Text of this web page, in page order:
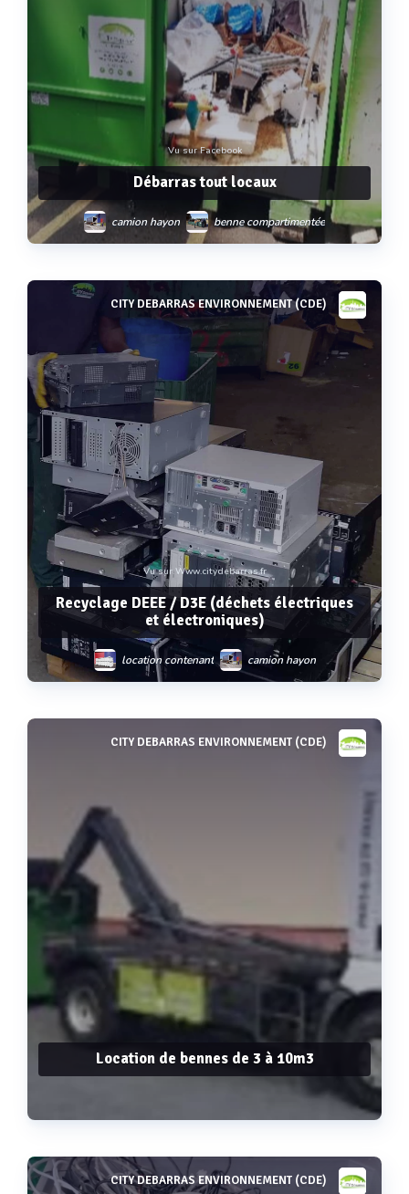
Vu sur Facebook
Débarras tout locaux
camion hayon benne compartimentée
Voir plus
CITY DEBARRAS ENVIRONNEMENT (CDE)
Vu sur Www.citydebarras.fr
Recyclage DEEE / D3E (déchets électriques
et électroniques)
location contenant camion hayon
Voir plus
CITY DEBARRAS ENVIRONNEMENT (CDE)
Location de bennes de 3 à 10m3
Voir plus
CITY DEBARRAS ENVIRONNEMENT (CDE)